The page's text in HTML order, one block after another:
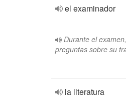
el examinador
Durante el
preguntas sobre su
la literatura